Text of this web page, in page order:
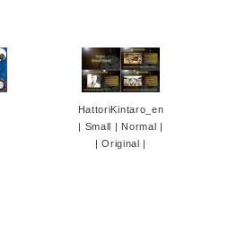
HattoriKintaro_en
Small Normal
|Original